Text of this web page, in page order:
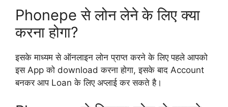
Phonepe से लोन लेने के लिए क्या
करना होगा?
इसके माध्यम से ऑनलाइन लोन प्राप्त करने के लिए पहले आपको
इस App को download करना होगा, इसके बाद Account
बनकर आप Loan के लिए अप्लाई कर सकते है।